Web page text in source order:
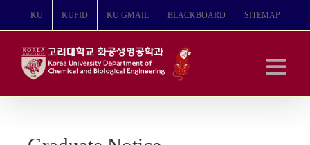
뛰
KU KUPID KU GMAIL BLACKBOARD SITEMAP